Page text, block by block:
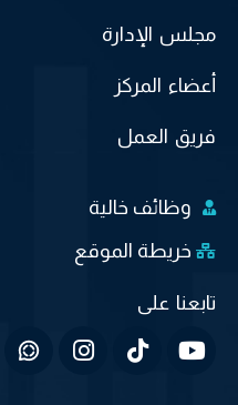
مجلس الإدارة
أعضاء المركز
فريق العمل
وظائف خالية
خريطة الموقع